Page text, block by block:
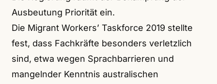
Ausbeutung Priorität ein.
Die Migrant Workers’ Taskforce 2019 stellte
fest, dass Fachkräfte besonders verletzlich
sind, etwa wegen Sprachbarrieren und
mangelnder Kenntnis australischen